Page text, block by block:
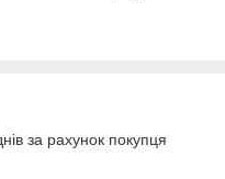
за рахунок покупця